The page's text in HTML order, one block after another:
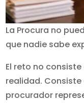
La Procura no
que nadie sabe
El reto no
realidad. Consiste
procurador